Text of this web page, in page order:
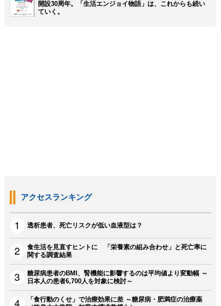
開設30周年。「生活エンジョイ物語」は、これからも続い
ていく。
アクセスランキング
透析患者、死亡リスクが低い血液型は？
食生活を見直すヒントに 「栄養素の組み合わせ」と死亡率に
関する調査結果
糖尿病患者のBMI、腎機能に影響するのは平均値より変動幅 ～
日本人の患者6,700人を対象に検討～
「食行動のくせ」で治療効果に差 ～糖尿病・肥満症の治療薬